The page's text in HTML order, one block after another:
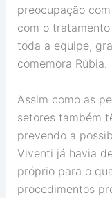
preocupação
com o
toda a equipe,
comemora Rúbia.
Assim como as
setores também
prevendo a
Viventi já havia
próprio para o
procedimentos